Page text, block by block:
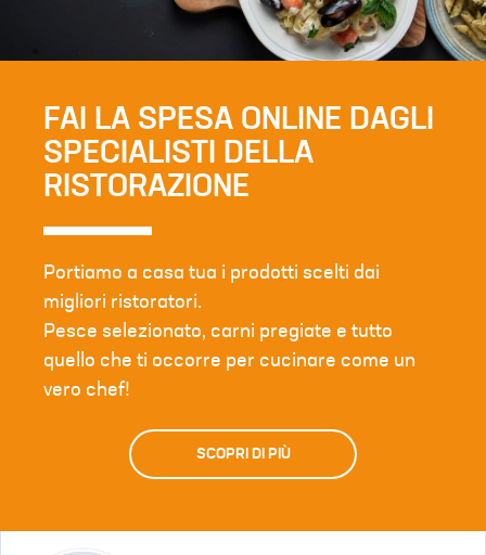
FAI LA SPESA ONLINE DAGLI
SPECIALISTI DELLA
RISTORAZIONE
Portiamo a casa tua i prodotti scelti dai
migliori ristoratori.
Pesce selezionato, carni pregiate e tutto
quello che ti occorre per cucinare come un
vero chef!
SCOPRI DI PIÙ